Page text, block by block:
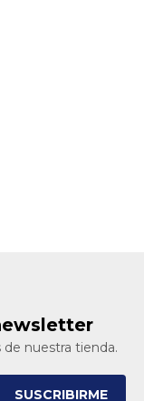
nuestra tienda.
SUSCRIBIRME